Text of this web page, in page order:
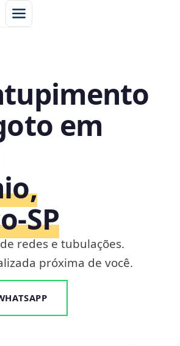
em
redes e tubulações.
próxima de você.